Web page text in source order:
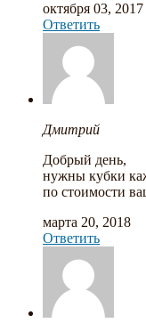
октября 03, 2017
Ответить
Дмитрий
Добрый день,
нужны кубки
по стоимости
марта 20, 2018
Ответить